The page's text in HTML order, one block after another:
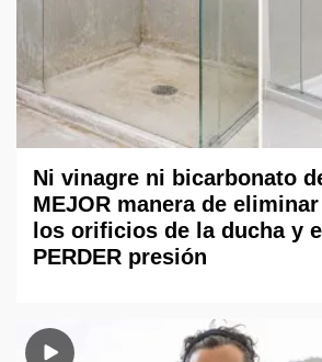
Ni vinagre ni bicarbonato
MEJOR manera de
los orificios de la ducha y
PERDER presión